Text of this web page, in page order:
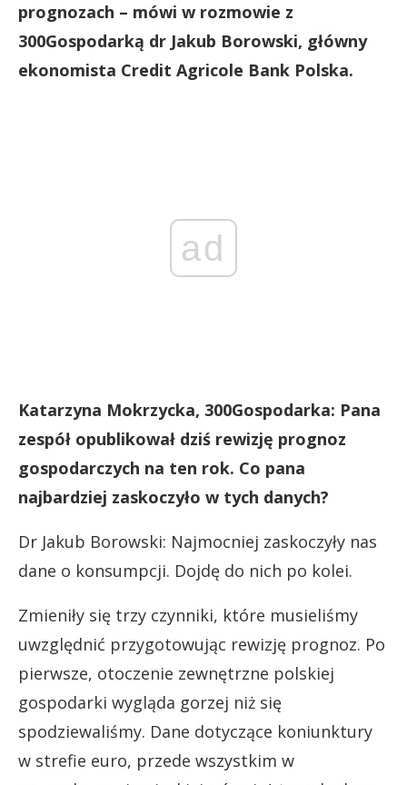
prognozach – mówi w rozmowie z
300Gospodarką dr Jakub Borowski, główny
ekonomista Credit Agricole Bank Polska.
ad
Katarzyna Mokrzycka, 300Gospodarka: Pana
zespół opublikował dziś rewizję prognoz
gospodarczych na ten rok. Co pana
najbardziej zaskoczyło w tych danych?
Dr Jakub Borowski: Najmocniej zaskoczyły nas
dane o konsumpcji. Dojdę do nich po kolei.
Zmieniły się trzy czynniki, które musieliśmy
uwzględnić przygotowując rewizję prognoz. Po
pierwsze, otoczenie zewnętrzne polskiej
gospodarki wygląda gorzej niż się
spodziewaliśmy. Dane dotyczące koniunktury
w strefie euro, przede wszystkim w